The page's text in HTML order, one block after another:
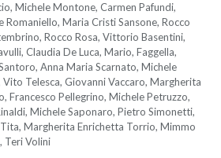
Michele Montone, Carmen Pafundi,
Romaniello, Maria Cristi Sansone, Rocco
Rocco Rosa, Vittorio Basentini,
Claudia De Luca, Mario, Faggella,
Anna Maria Scarnato, Michele
Telesca, Giovanni Vaccaro, Margherita
Francesco Pellegrino, Michele Petruzzo,
Michele Saponaro, Pietro Simonetti,
Margherita Enrichetta Torrio, Mimmo
Teri Volini